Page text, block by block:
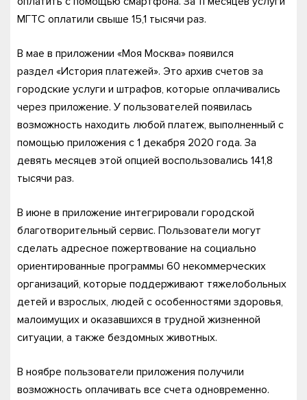
МГТС оплатили свыше 15,1 тысячи раз.
В мае в приложении «Моя Москва» появился
раздел «История платежей». Это архив счетов за
городские услуги и штрафов, которые оплачивались
через приложение. У пользователей появилась
возможность находить любой платеж, выполненный с
помощью приложения с 1 декабря 2020 года. За
девять месяцев этой опцией воспользовались 141,8
тысячи раз.
В июне в приложение интегрировали городской
благотворительный сервис. Пользователи могут
сделать адресное пожертвование на социально
ориентированные программы 60 некоммерческих
организаций, которые поддерживают тяжелобольных
детей и взрослых, людей с особенностями здоровья,
малоимущих и оказавшихся в трудной жизненной
ситуации, а также бездомных животных.
В ноябре пользователи приложения получили
возможность оплачивать все счета одновременно.